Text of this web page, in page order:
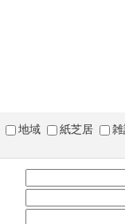
地域 紙芝居